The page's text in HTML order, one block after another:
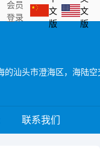
会员
登录
文
版
文
版
联系我们